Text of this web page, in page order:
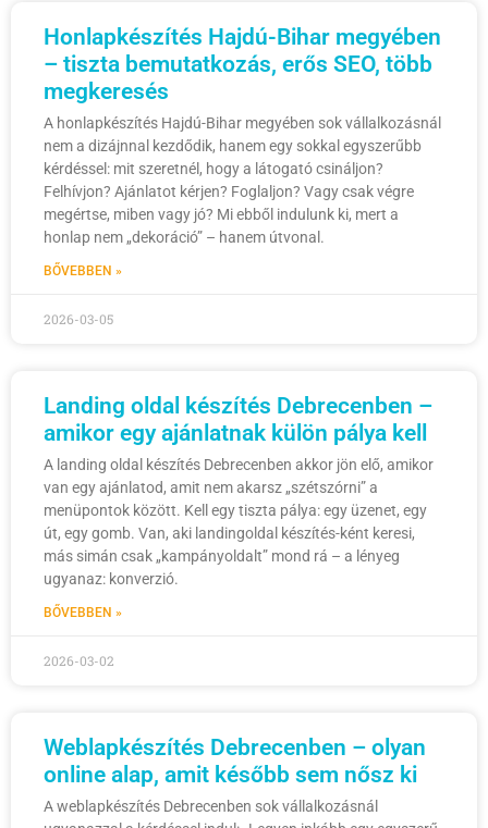
Honlapkészítés Hajdú-Bihar megyében
– tiszta bemutatkozás, erős SEO, több
megkeresés
A honlapkészítés Hajdú-Bihar megyében sok vállalkozásnál
nem a dizájnnal kezdődik, hanem egy sokkal egyszerűbb
kérdéssel: mit szeretnél, hogy a látogató csináljon?
Felhívjon? Ajánlatot kérjen? Foglaljon? Vagy csak végre
megértse, miben vagy jó? Mi ebből indulunk ki, mert a
honlap nem „dekoráció” – hanem útvonal.
BŐVEBBEN »
2026-03-05
Landing oldal készítés Debrecenben –
amikor egy ajánlatnak külön pálya kell
A landing oldal készítés Debrecenben akkor jön elő, amikor
van egy ajánlatod, amit nem akarsz „szétszórni” a
menüpontok között. Kell egy tiszta pálya: egy üzenet, egy
út, egy gomb. Van, aki landingoldal készítés-ként keresi,
más simán csak „kampányoldalt” mond rá – a lényeg
ugyanaz: konverzió.
BŐVEBBEN »
2026-03-02
Weblapkészítés Debrecenben – olyan
online alap, amit később sem nősz ki
A weblapkészítés Debrecenben sok vállalkozásnál